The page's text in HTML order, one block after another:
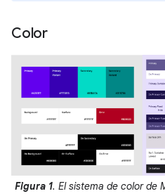
Color
Figura 1. El sistema de color de